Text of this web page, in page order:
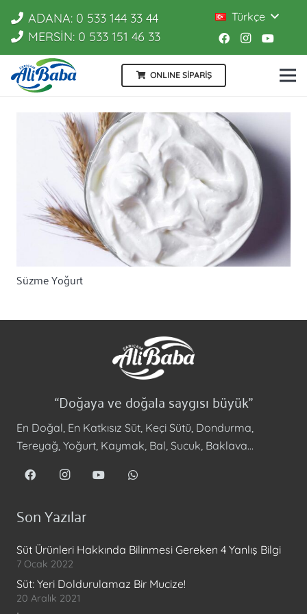
ADANA: 0 533 144 33 44
MERSİN: 0 533 151 46 33
Türkçe
ONLINE SİPARİŞ
Süzme Yoğurt
“Doğaya ve doğala saygısı büyük”
En Doğal, En Katkısız Süt, Keçi Sütü, Dondurma,
Tereyağ, Yoğurt, Kaymak, Bal, Sucuk, Baklava…
Son Yazılar
Süt Ürünleri Hakkında Bilinmesi Gereken 4 Yanlış Bilgi
7 Ocak 2022
Süt: Yeri Doldurulamaz Bir Mucize!
20 Aralık 2021